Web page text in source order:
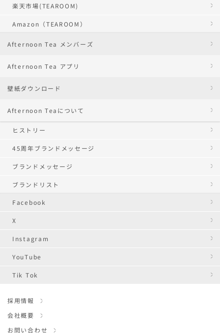
楽天市場(TEAROOM)
Amazon（TEAROOM）
Afternoon Tea メンバーズ
Afternoon Tea アプリ
壁紙ダウンロード
Afternoon Teaについて
ヒストリー
45周年ブランドメッセージ
ブランドメッセージ
ブランドリスト
Facebook
X
Instagram
YouTube
Tik Tok
採用情報
会社概要
お問い合わせ